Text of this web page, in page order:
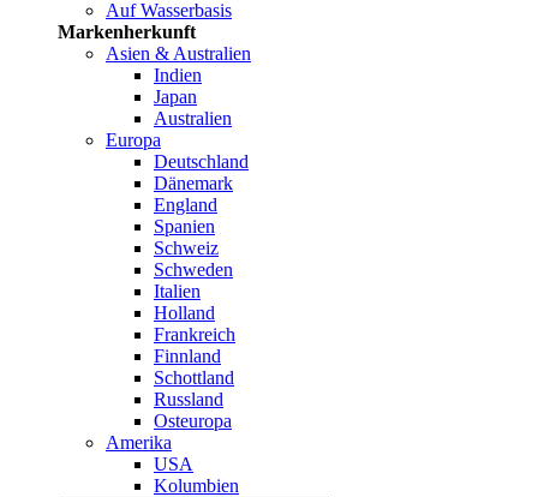
Auf Wasserbasis
Markenherkunft
Asien & Australien
Indien
Japan
Australien
Europa
Deutschland
Dänemark
England
Spanien
Schweiz
Schweden
Italien
Holland
Frankreich
Finnland
Schottland
Russland
Osteuropa
Amerika
USA
Kolumbien